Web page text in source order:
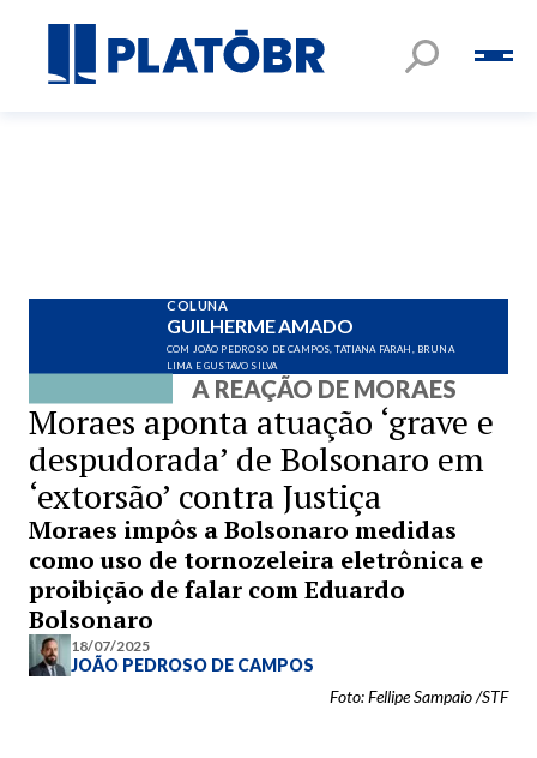
COLUNA
GUILHERME AMADO
COM JOÃO PEDROSO DE CAMPOS, TATIANA FARAH, BRUNA
LIMA E GUSTAVO SILVA
A REAÇÃO DE MORAES
Moraes aponta atuação ‘grave e
despudorada’ de Bolsonaro em
‘extorsão’ contra Justiça
Moraes impôs a Bolsonaro medidas
como uso de tornozeleira eletrônica e
proibição de falar com Eduardo
Bolsonaro
18/07/2025
JOÃO PEDROSO DE CAMPOS
Foto: Fellipe Sampaio /STF